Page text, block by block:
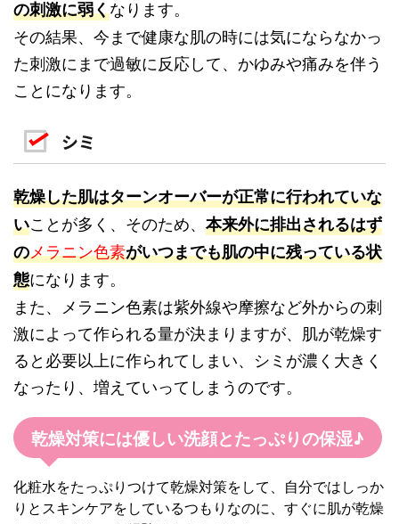
の刺激に弱くなります。
その結果、今まで健康な肌の時には気にならなかっ
た刺激にまで過敏に反応して、かゆみや痛みを伴う
ことになります。
シミ
乾燥した肌はターンオーバーが正常に行われていな
いことが多く、そのため、 本来外に排出されるはず
のメラニン色素がいつまでも肌の中に残っている状
態になります。
また、メラニン色素は紫外線や摩擦など外からの刺
激によって作られる量が決まりますが、肌が乾燥す
ると必要以上に作られてしまい、シミが濃く大きく
なったり、増えていってしまうのです。
乾燥対策には優しい洗顔とたっぷりの保湿♪
化粧水をたっぷりつけて乾燥対策をして、自分ではしっか
りとスキンケアをしているつもりなのに、すぐに肌が乾燥